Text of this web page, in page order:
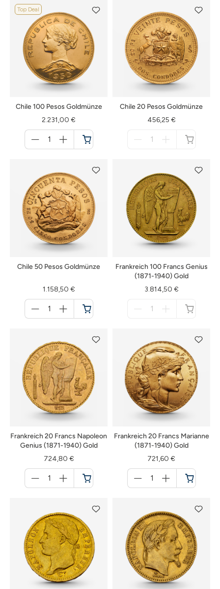
Top Deal
Chile 100 Pesos Goldmünze
2.231,00 €
für
Warenkorb
Chile 20 Pesos Goldmünze
456,25 €
Chile 50 Pesos Goldmünze
1.158,50 €
für
Warenkorb
Frankreich 100 Francs Genius
(1871-1940) Gold
3.814,50 €
Frankreich 20 Francs Napoleon
Genius (1871-1940) Gold
724,80 €
für
Warenkorb
Frankreich 20 Francs Marianne
(1871-1940) Gold
721,60 €
für
Warenkorb